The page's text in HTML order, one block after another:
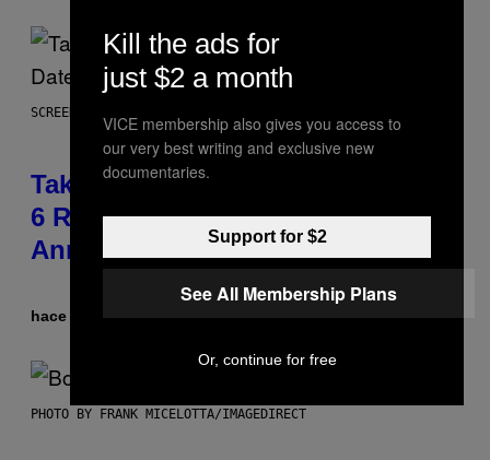
SCREENSHOT: ROCKSTAR GAMES
Take-Two Doubles Down on GTA
6 Release Date Following Netflix
Announcement
hace 8 minutosPorBrent Koepp
PHOTO BY FRANK MICELOTTA/IMAGEDIRECT
Kill the ads for
just $2 a month
VICE membership also gives you access to
our very best writing and exclusive new
documentaries.
Support for $2
See All Membership Plans
Or, continue for free